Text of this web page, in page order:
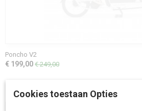
Poncho V2
€ 199,00 € 249,00
Cookies toestaan Opties